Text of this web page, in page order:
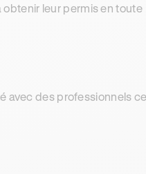
obtenir leur permis en toute
avec des professionnels